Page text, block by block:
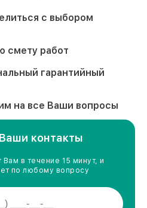
с выбором
смету работ
гарантийный
на все Ваши вопросы
контакты
в течение 15 минут, и
по любому вопросу